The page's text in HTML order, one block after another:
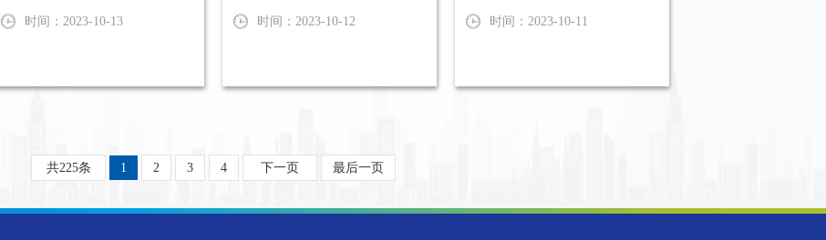
料...
时间：2023-10-13
说...
时间：2023-10-12
程...
时间：2023-10-11
共225条 1 2 3 4 下一页 最后一页